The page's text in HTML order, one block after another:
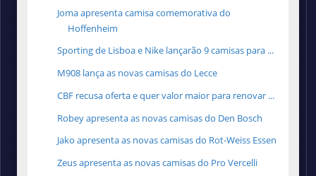
Joma apresenta camisa comemorativa do
Hoffenheim
Sporting de Lisboa e Nike lançarão 9 camisas para ...
M908 lança as novas camisas do Lecce
CBF recusa oferta e quer valor maior para renovar ...
Robey apresenta as novas camisas do Den Bosch
Jako apresenta as novas camisas do Rot-Weiss Essen
Zeus apresenta as novas camisas do Pro Vercelli